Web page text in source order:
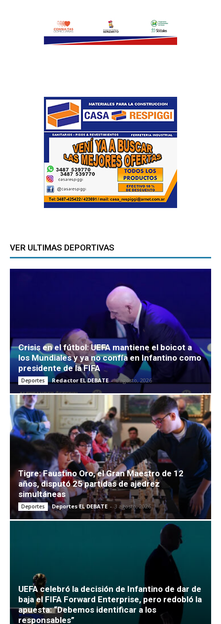
VER ULTIMAS DEPORTIVAS
Crisis en el fútbol: UEFA mantiene el boicot a
los Mundiales y ya no confía en Infantino como
presidente de la FIFA
Deportes Redactor EL DEBATE - 6 agosto, 2026
Tigre: Faustino Oro, el Gran Maestro de 12
años, disputó 25 partidas de ajedrez
simultáneas
Deportes Deportes EL DEBATE - 3 agosto, 2026
UEFA celebró la decisión de Infantino de dar de
baja el FIFA Forward Enterprise, pero redobló la
apuesta: “Debemos identificar a los
responsables”